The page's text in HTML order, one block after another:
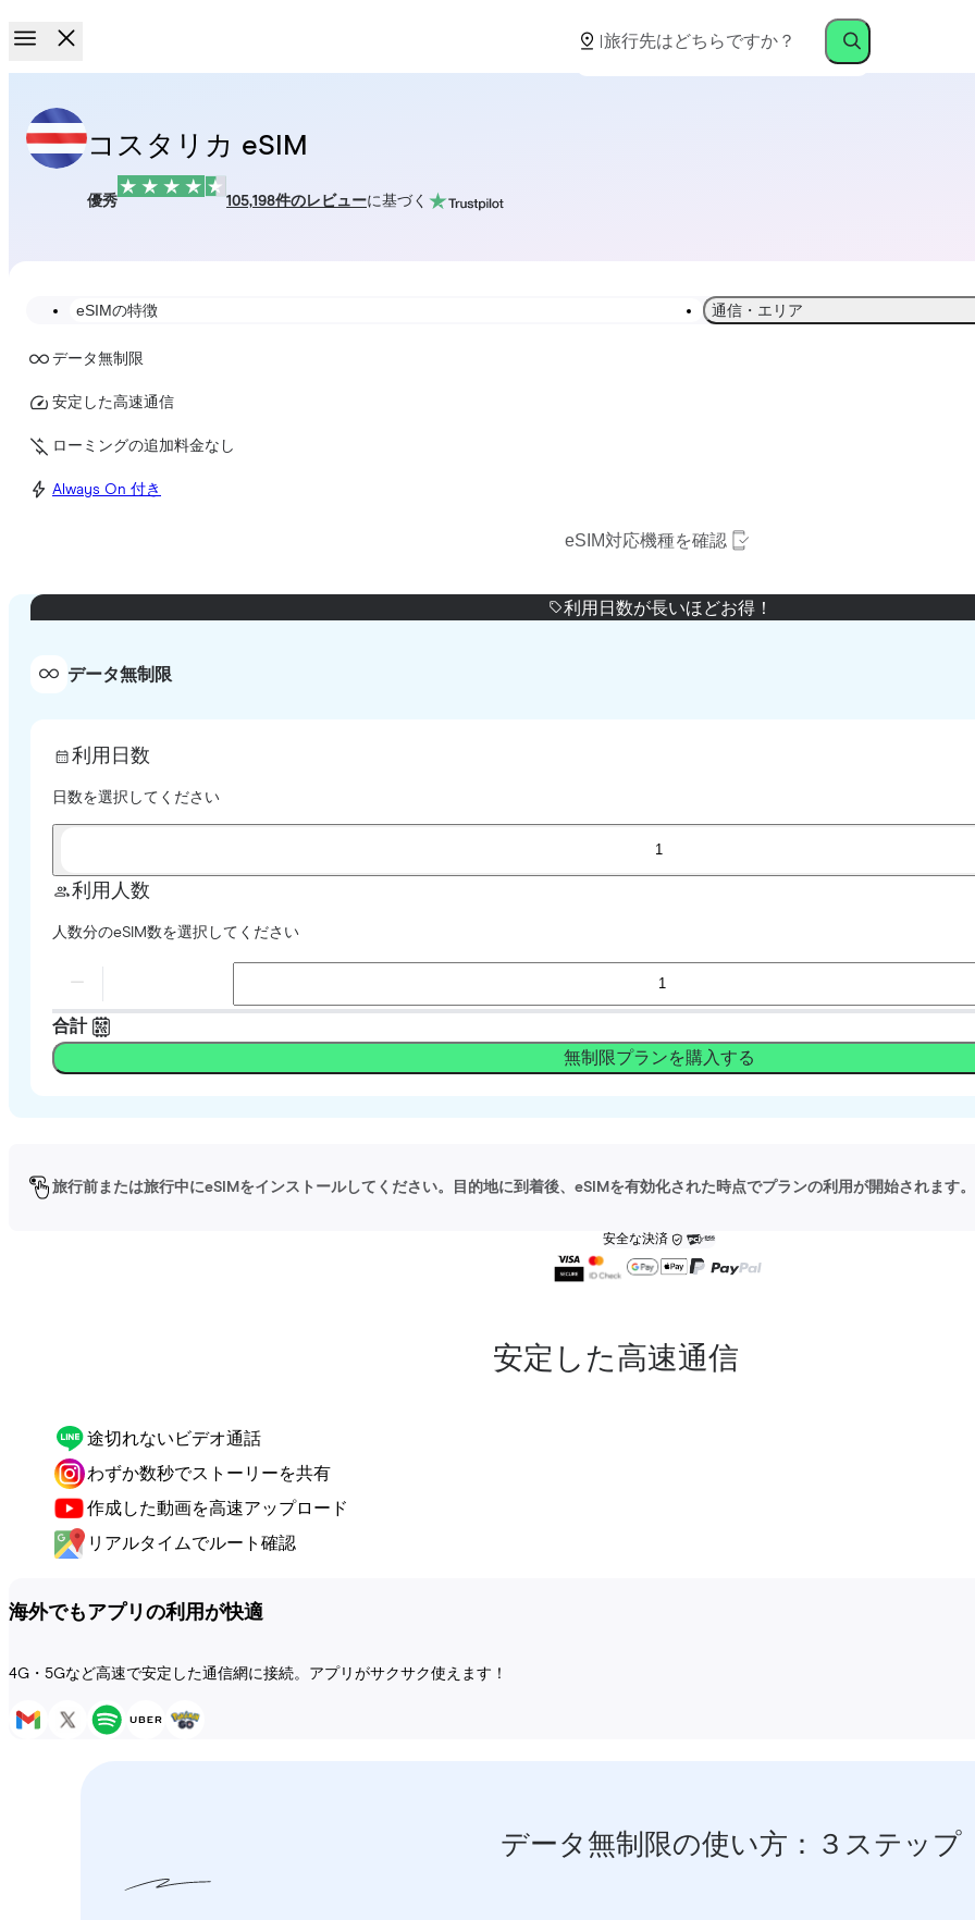
コスタリカ eSIM
優秀 105,198件のレビューに基づく
eSIMの特徴 通信・エリア
データ無制限
安定した高速通信
ローミングの追加料金なし
Always On 付き
eSIM対応機種を確認
利用日数が長いほどお得！
データ無制限
利用日数
日数を選択してください
1
利用人数
人数分のeSIM数を選択してください
合計
無制限プランを購入する
旅行前または旅行中にeSIMをインストールしてください。目的地に到着後、eSIMを有効化された時点でプランの利用が開始されます。
安全な決済
安定した高速通信
途切れないビデオ通話
わずか数秒でストーリーを共有
作成した動画を高速アップロード
リアルタイムでルート確認
海外でもアプリの利用が快適
4G・5Gなど高速で安定した通信網に接続。アプリがサクサク使えます！
データ無制限の使い方：３ステップ